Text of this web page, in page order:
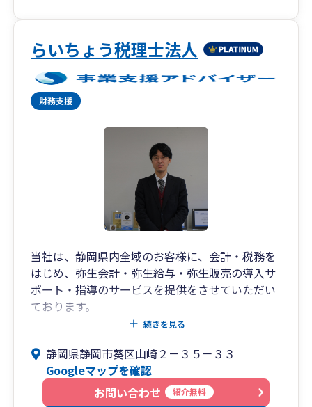
らいちょう税理士法人
当社は、静岡県内全域のお客様に、会計・税務を
はじめ、弥生会計・弥生給与・弥生販売の導入サ
ポート・指導のサービスを提供をさせていただい
ております。
四半期ごとの経営状況確認や、職員全員での決算
な視点から、全てのお客様を職員全員でサポート
します。
続きを見る
静岡県静岡市葵区山崎２－３５－３３
Googleマップを確認
お問い合わせ
紹介無料